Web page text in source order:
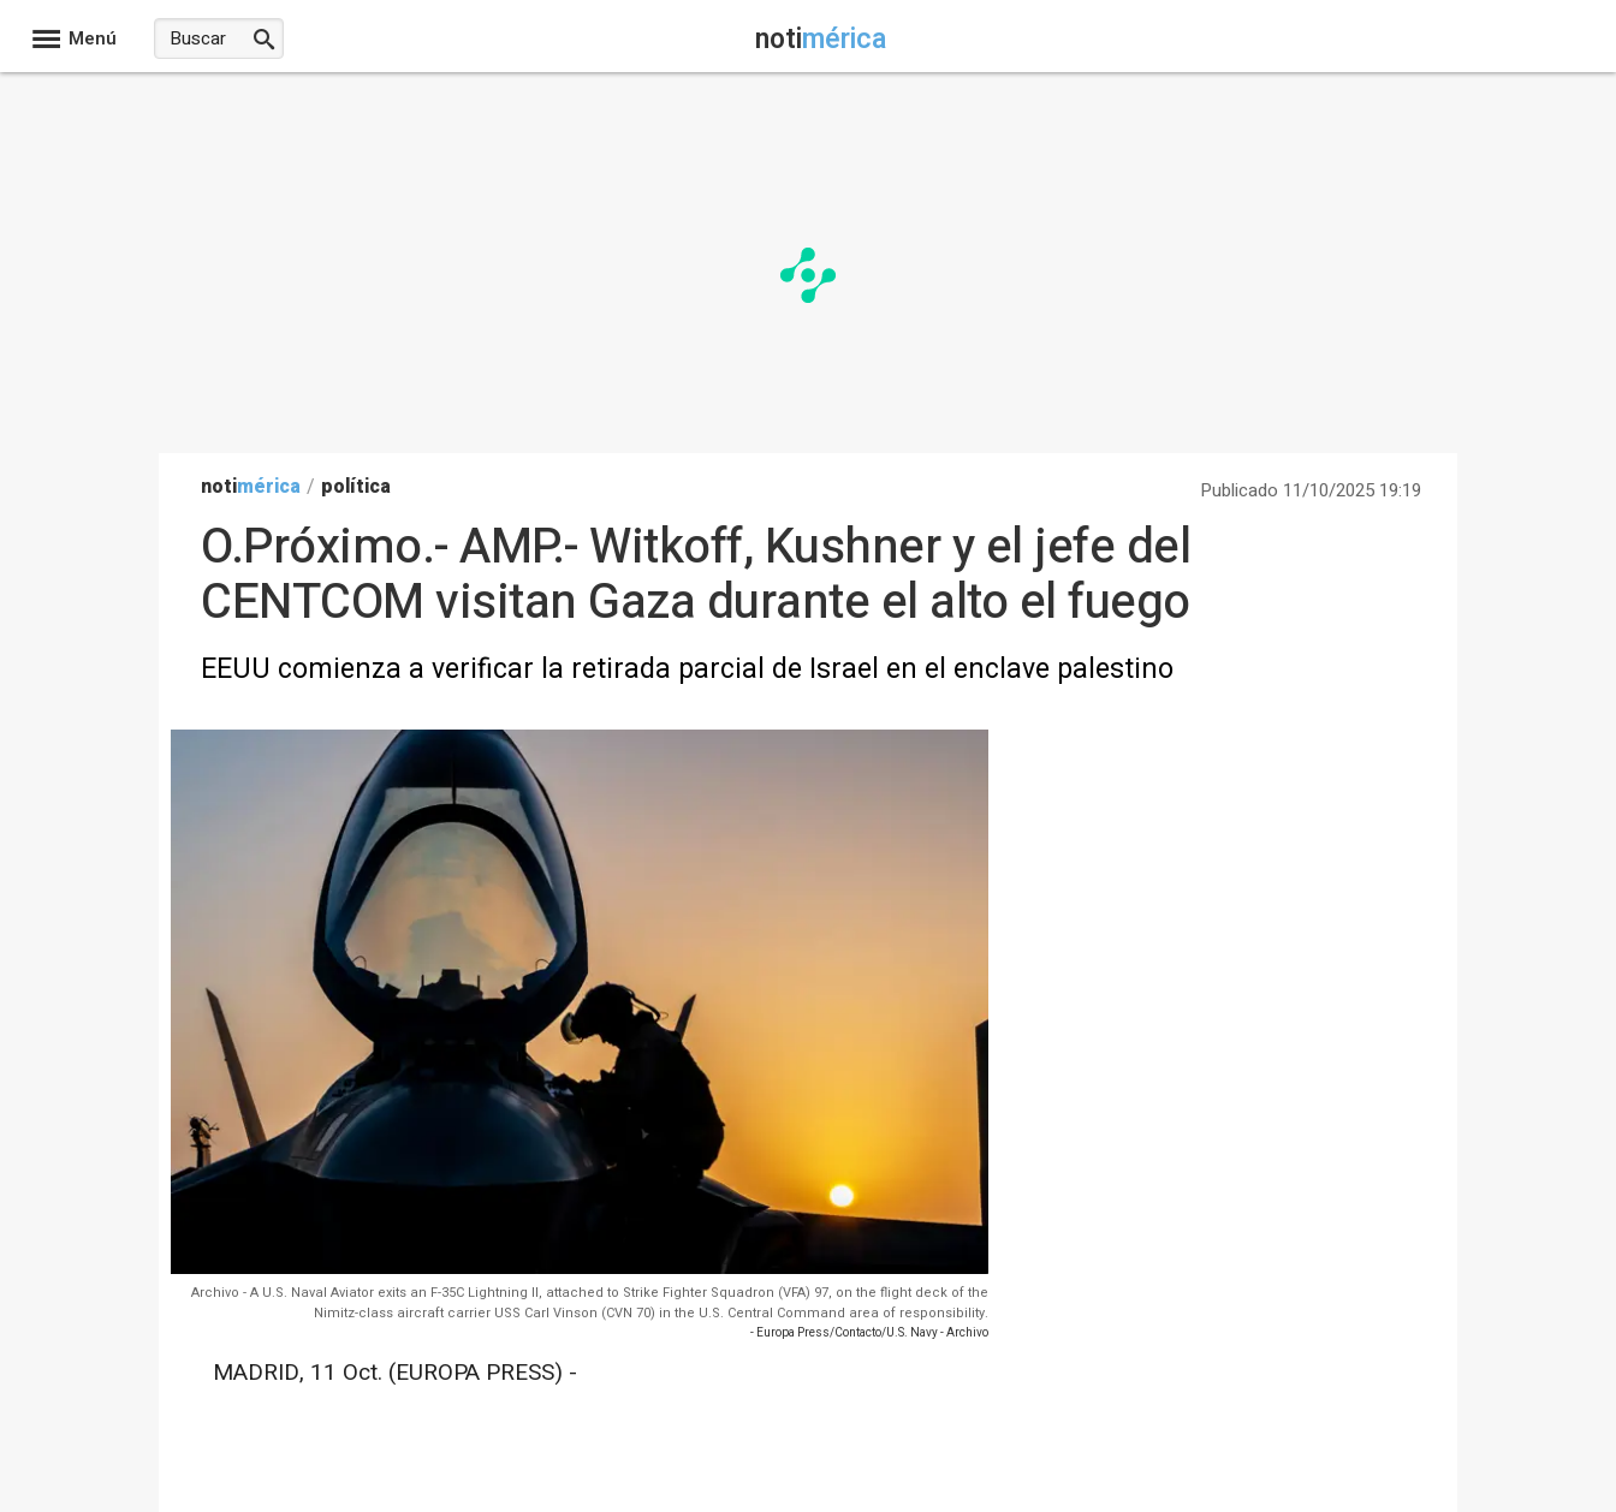
Menú notimérica
notimérica / política Publicado 11/10/2025 19:19
O.Próximo.- AMP.- Witkoff, Kushner y el jefe del
CENTCOM visitan Gaza durante el alto el fuego
EEUU comienza a verificar la retirada parcial de Israel en el enclave palestino
Archivo - A U.S. Naval Aviator exits an F-35C Lightning II, attached to Strike Fighter Squadron (VFA) 97, on the flight deck of the
Nimitz-class aircraft carrier USS Carl Vinson (CVN 70) in the U.S. Central Command area of responsibility.
- Europa Press/Contacto/U.S. Navy - Archivo
MADRID, 11 Oct. (EUROPA PRESS) -